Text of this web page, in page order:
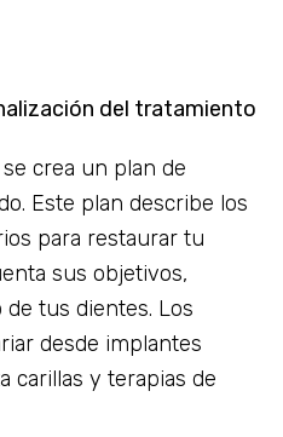
del tratamiento
crea un plan de
Este plan describe los
para restaurar tu
sus objetivos,
tus dientes. Los
desde implantes
carillas y terapias de